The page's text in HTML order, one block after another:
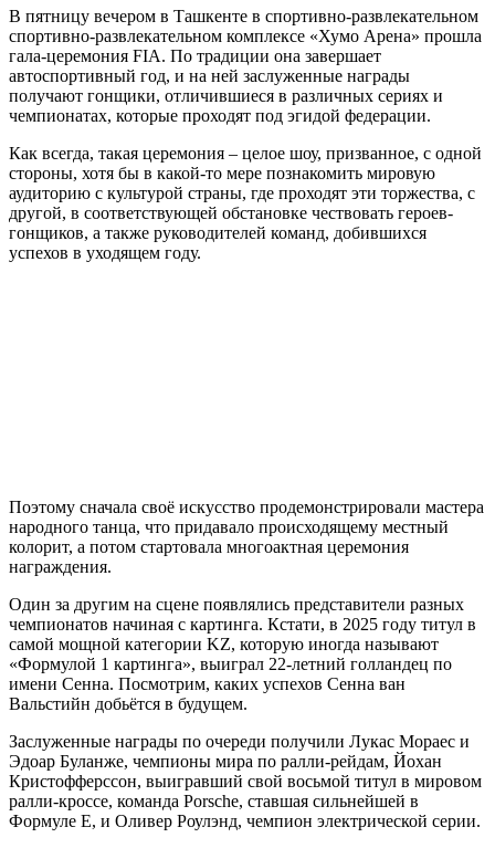
В пятницу вечером в Ташкенте в спортивно-развлекательном
спортивно-развлекательном комплексе «Хумо Арена» прошла
гала-церемония FIA. По традиции она завершает
автоспортивный год, и на ней заслуженные награды
получают гонщики, отличившиеся в различных сериях и
чемпионатах, которые проходят под эгидой федерации.
Как всегда, такая церемония – целое шоу, призванное, с одной
стороны, хотя бы в какой-то мере познакомить мировую
аудиторию с культурой страны, где проходят эти торжества, с
другой, в соответствующей обстановке чествовать героев-
гонщиков, а также руководителей команд, добившихся
успехов в уходящем году.
Поэтому сначала своё искусство продемонстрировали мастера
народного танца, что придавало происходящему местный
колорит, а потом стартовала многоактная церемония
награждения.
Один за другим на сцене появлялись представители разных
чемпионатов начиная с картинга. Кстати, в 2025 году титул в
самой мощной категории KZ, которую иногда называют
«Формулой 1 картинга», выиграл 22-летний голландец по
имени Сенна. Посмотрим, каких успехов Сенна ван
Вальстийн добьётся в будущем.
Заслуженные награды по очереди получили Лукас Мораес и
Эдоар Буланже, чемпионы мира по ралли-рейдам, Йохан
Кристофферссон, выигравший свой восьмой титул в мировом
ралли-кроссе, команда Porsche, ставшая сильнейшей в
Формуле E, и Оливер Роулэнд, чемпион электрической серии.